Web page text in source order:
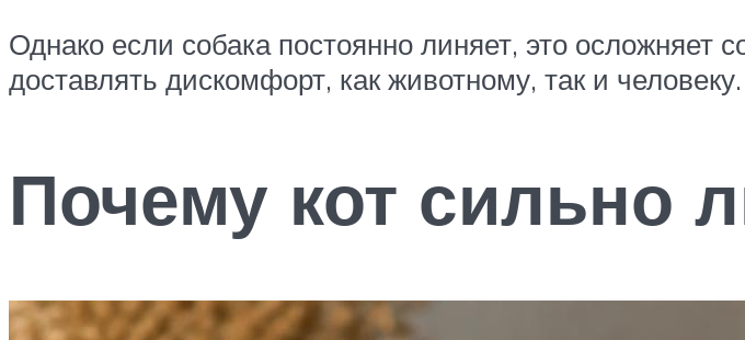
Однако если собака постоянно линяет, это
доставлять дискомфорт, как животному, так и человеку.
Почему кот сильно